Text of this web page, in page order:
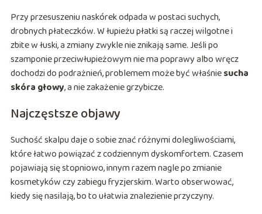
Przy przesuszeniu naskórek odpada w postaci suchych,
drobnych płateczków. W łupieżu płatki są raczej wilgotne i
zbite w łuski, a zmiany zwykle nie znikają same. Jeśli po
szamponie przeciwłupieżowym nie ma poprawy albo wręcz
dochodzi do podrażnień, problemem może być właśniesucha
skóra głowy, a nie zakażenie grzybicze.
Najczęstsze objawy
Suchość skalpu daje o sobie znać różnymi dolegliwościami,
które łatwo powiązać z codziennym dyskomfortem. Czasem
pojawiają się stopniowo, innym razem nagle po zmianie
kosmetyków czy zabiegu fryzjerskim. Warto obserwować,
kiedy się nasilają, bo to ułatwia znalezienie przyczyny.